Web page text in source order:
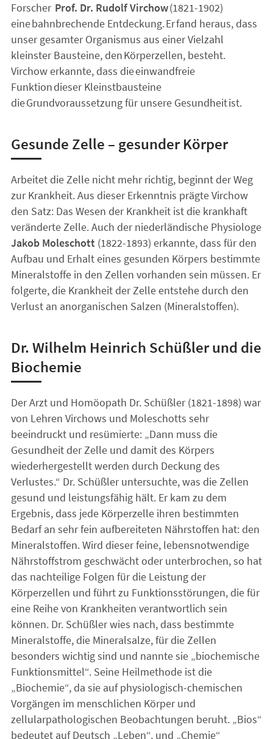
Forscher Prof. Dr. Rudolf Virchow(1821-1902)
eine bahnbrechende Entdeckung. Er fand heraus, dass
unser gesamter Organismus aus einer Vielzahl
kleinster Bausteine, den Körperzellen, besteht.
Virchow erkannte, dass die einwandfreie
Funktion dieser Kleinstbausteine
die Grundvoraussetzung für unsere Gesundheit ist.
Gesunde Zelle – gesunder Körper
Arbeitet die Zelle nicht mehr richtig, beginnt der Weg
zur Krankheit. Aus dieser Erkenntnis prägte Virchow
den Satz: Das Wesen der Krankheit ist die krankhaft
veränderte Zelle. Auch der niederländische Physiologe
Jakob Moleschott (1822-1893) erkannte, dass für den
Aufbau und Erhalt eines gesunden Körpers bestimmte
Mineralstoffe in den Zellen vorhanden sein müssen. Er
folgerte, die Krankheit der Zelle entstehe durch den
Verlust an anorganischen Salzen (Mineralstoffen).
Dr. Wilhelm Heinrich Schüßler und die
Biochemie
Der Arzt und Homöopath Dr. Schüßler (1821-1898) war
von Lehren Virchows und Moleschotts sehr
beeindruckt und resümierte: „Dann muss die
Gesundheit der Zelle und damit des Körpers
wiederhergestellt werden durch Deckung des
Verlustes.“ Dr. Schüßler untersuchte, was die Zellen
gesund und leistungsfähig hält. Er kam zu dem
Ergebnis, dass jede Körperzelle ihren bestimmten
Bedarf an sehr fein aufbereiteten Nährstoffen hat: den
Mineralstoffen. Wird dieser feine, lebensnotwendige
Nährstoffstrom geschwächt oder unterbrochen, so hat
das nachteilige Folgen für die Leistung der
Körperzellen und führt zu Funktionsstörungen, die für
eine Reihe von Krankheiten verantwortlich sein
können. Dr. Schüßler wies nach, dass bestimmte
Mineralstoffe, die Mineralsalze, für die Zellen
besonders wichtig sind und nannte sie „biochemische
Funktionsmittel“. Seine Heilmethode ist die
„Biochemie“, da sie auf physiologisch-chemischen
Vorgängen im menschlichen Körper und
zellularpathologischen Beobachtungen beruht. „Bios“
bedeutet auf Deutsch „Leben“, und „Chemie“